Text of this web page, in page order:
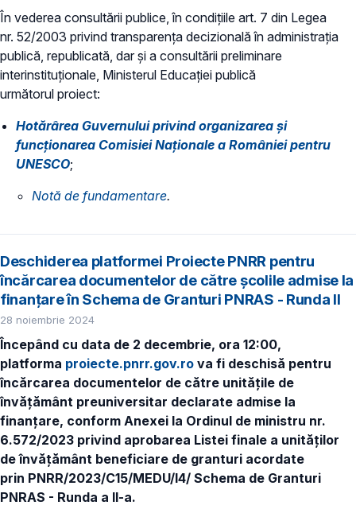
În vederea consultării publice, în condiţiile art. 7 din Legea
nr. 52/2003 privind transparenţa decizională în administraţia
publică, republicată, dar și a consultării preliminare
interinstituționale, Ministerul Educaţiei publică
următorul proiect:
Hotărârea Guvernului privind organizarea și
funcționarea Comisiei Naționale a României pentru
UNESCO;
Notă de fundamentare.
Deschiderea platformei Proiecte PNRR pentru
încărcarea documentelor de către școlile admise la
finanțare în Schema de Granturi PNRAS - Runda II
28 noiembrie 2024
Începând cu data de 2 decembrie, ora 12:00,
platforma proiecte.pnrr.gov.ro va fi deschisă pentru
încărcarea documentelor de către unitățile de
învățământ preuniversitar declarate admise la
finanțare, conform Anexei la Ordinul de ministru nr.
6.572/2023 privind aprobarea Listei finale a unităților
de învățământ beneficiare de granturi acordate
prin PNRR/2023/C15/MEDU/I4/ Schema de Granturi
PNRAS - Runda a II-a.